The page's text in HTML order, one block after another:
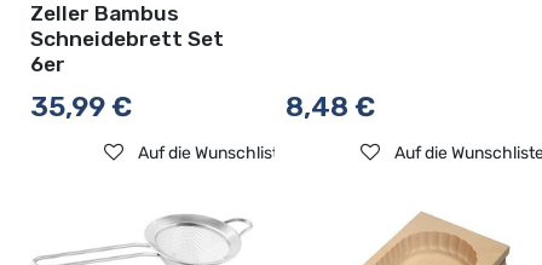
Zeller Bambus
Schneidebrett Set
6er
35,99€
Auf die Wunschliste
8,48 €
Auf die